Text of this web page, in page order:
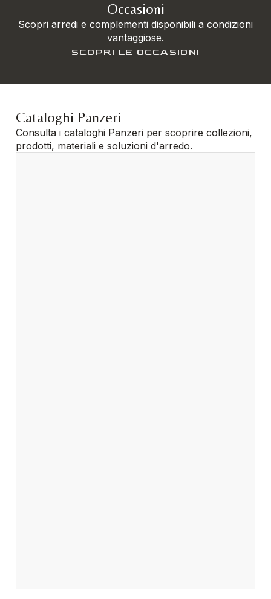
Occasioni
Scopri arredi e complementi disponibili a condizioni
vantaggiose.
SCOPRI LE OCCASIONI
Cataloghi Panzeri
Consulta i cataloghi Panzeri per scoprire collezioni,
prodotti, materiali e soluzioni d'arredo.